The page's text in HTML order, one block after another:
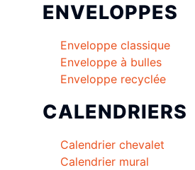
ENVELOPPES
Enveloppe classique
Enveloppe à bulles
Enveloppe recyclée
CALENDRIERS
Calendrier chevalet
Calendrier mural